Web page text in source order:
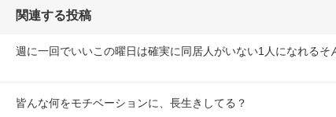
関連する投稿
週に一回でいいこの曜日は確実に同居人がいない1人になれるそ
皆んな何をモチベーションに、長生きしてる？